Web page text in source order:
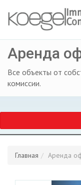
Аренда
Все объекты от
комиссии.
Главная Аренда